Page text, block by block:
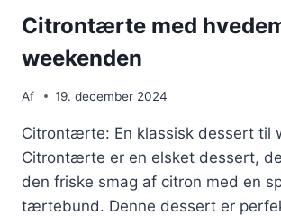
Citrontærte med
weekenden
Af 19. december 2024
Citrontærte: En klassisk dessert til
Citrontærte er en elsket dessert,
den friske smag af citron med en
tærtebund. Denne dessert er